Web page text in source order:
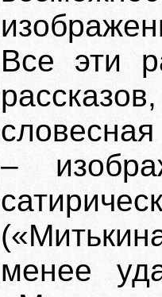
Все эти
–
менее